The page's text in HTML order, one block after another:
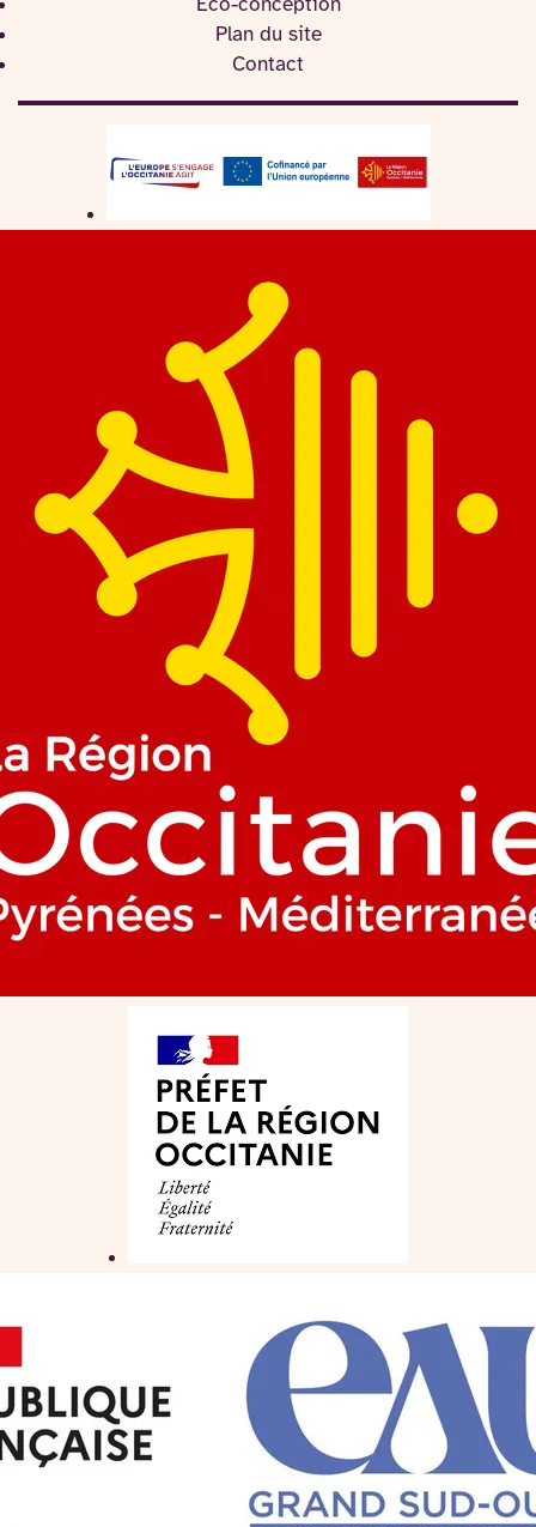
Eco-conception
Plan du site
Contact